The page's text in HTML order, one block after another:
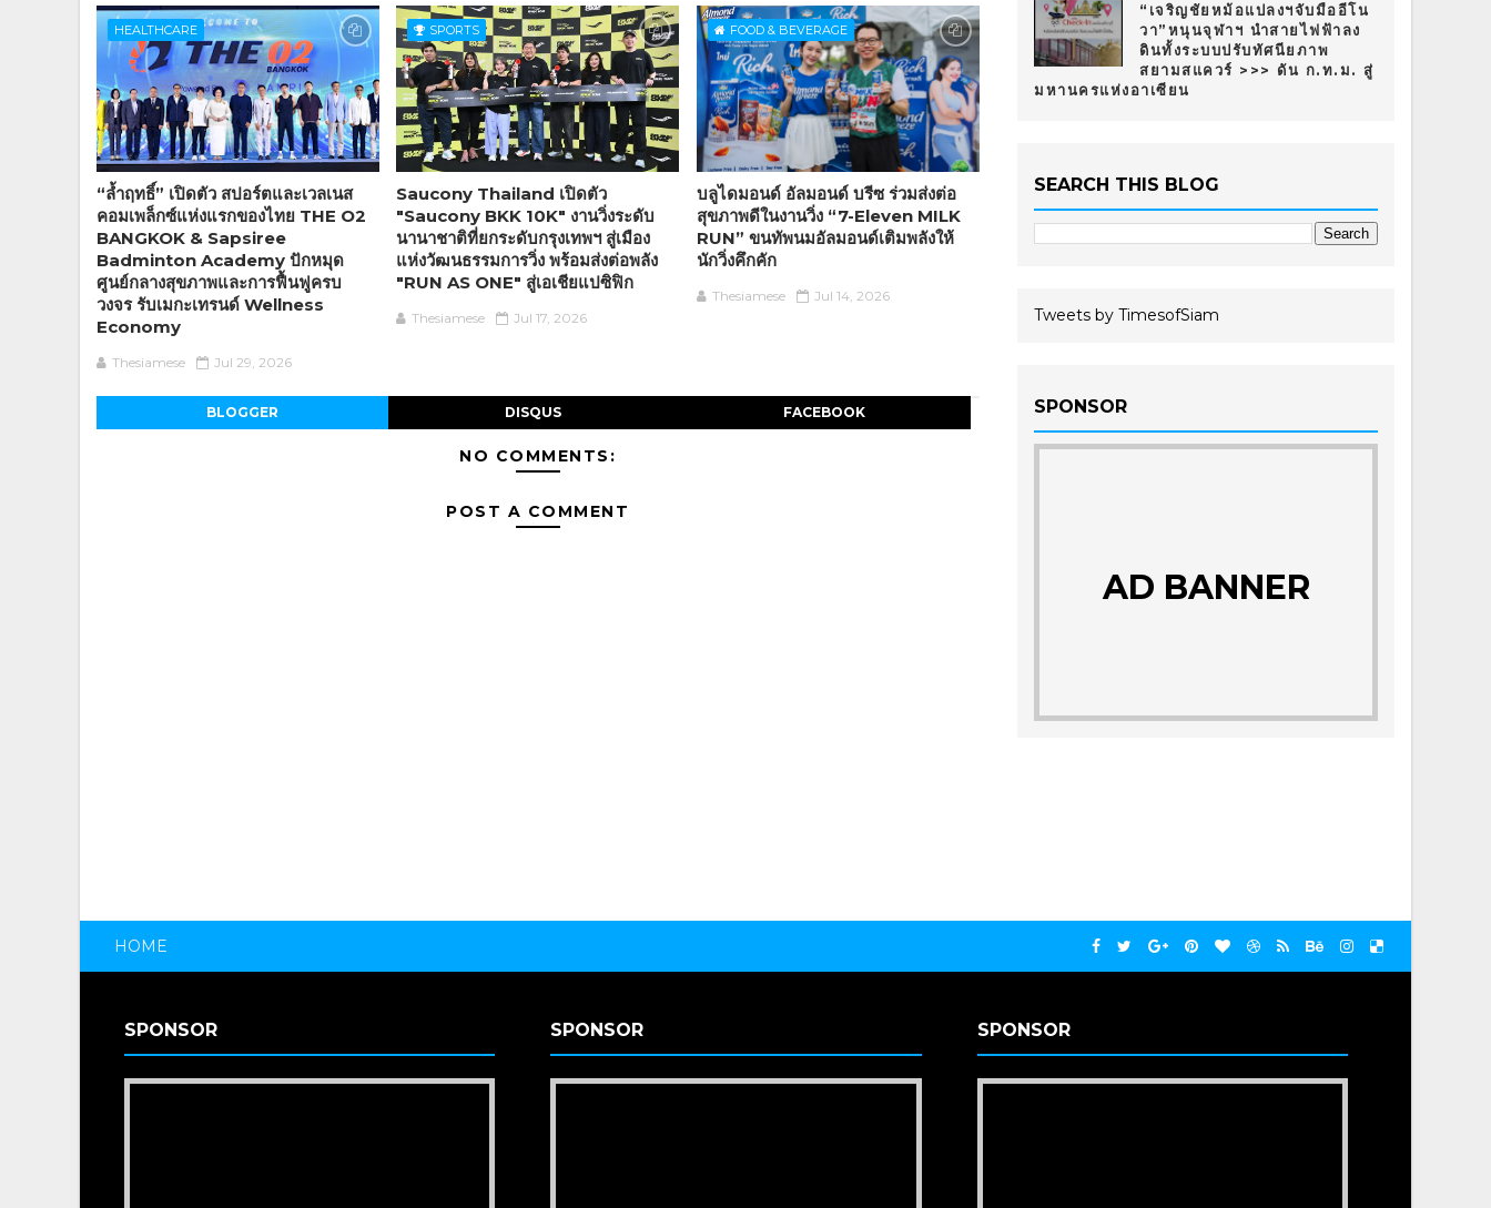
HEALTHCARE
“ล้ำฤทธิ์” เปิดตัว สปอร์ตและเวลเนส
คอมเพล็กซ์แห่งแรกของไทย THE O2
BANGKOK & Sapsiree
Badminton Academy ปักหมุด
ศูนย์กลางสุขภาพและการฟื้นฟูครบ
วงจร รับเมกะเทรนด์ Wellness
Economy
Thesiamese Jul 29, 2026
SPORTS
Saucony Thailand เปิดตัว
"Saucony BKK 10K" งานวิ่งระดับ
นานาชาติที่ยกระดับกรุงเทพฯ สู่เมือง
แห่งวัฒนธรรมการวิ่ง พร้อมส่งต่อพลัง
"RUN AS ONE" สู่เอเชียแปซิฟิก
Thesiamese Jul 17, 2026
FOOD & BEVERAGE
บลูไดมอนด์ อัลมอนด์ บรีซ ร่วมส่งต่อ
สุขภาพดีในงานวิ่ง “7-Eleven MILK
RUN” ขนทัพนมอัลมอนด์เติมพลังให้
นักวิ่งคึกคัก
Thesiamese Jul 14, 2026
BLOGGER DISQUS FACEBOOK
NO COMMENTS:
POST A COMMENT
“เจริญชัยหม้อแปลงฯจับมืออีโน
วา”หนุนจุฬาฯ นำสายไฟฟ้าลง
ดินทั้งระบบปรับทัศนียภาพ
สยามสแควร์ >>> ดัน ก.ท.ม. สู่
มหานครแห่งอาเซียน
SEARCH THIS BLOG
Tweets by TimesofSiam
SPONSOR
AD BANNER
HOME
SPONSOR SPONSOR SPONSOR